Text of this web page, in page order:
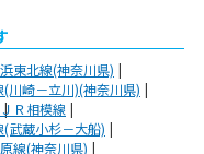
東北線(神奈川県)
(川崎－立川)(神奈川県)
ＪＲ相模線
武蔵小杉－大船)
線(神奈川県)